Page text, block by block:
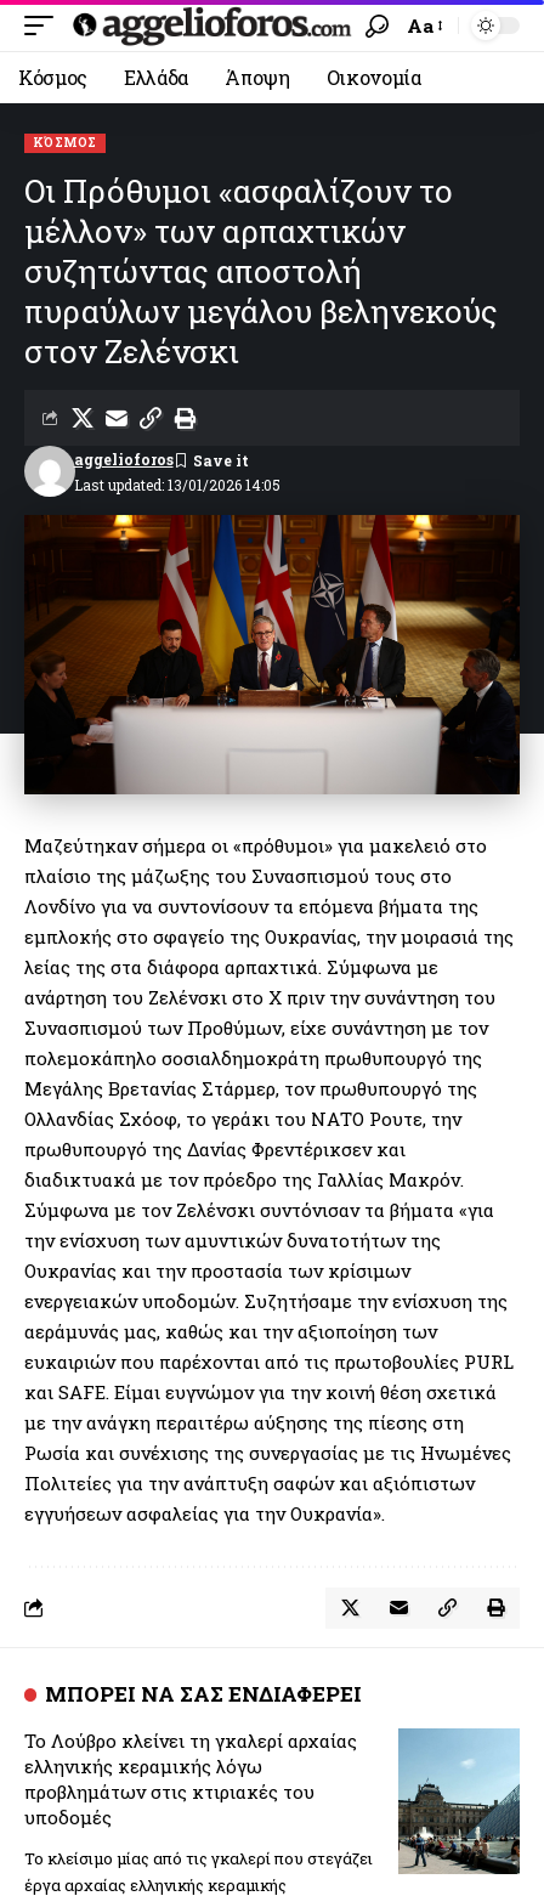
Aa
Κόσμος Ελλάδα Άποψη Οικονομία
ΚΌΣΜΟΣ
Οι Πρόθυμοι «ασφαλίζουν το
μέλλον» των αρπαχτικών
συζητώντας αποστολή
πυραύλων μεγάλου βεληνεκούς
στον Ζελένσκι
Last updated: 13/01/2026 14:05
aggelioforos
Μαζεύτηκαν σήμερα οι «πρόθυμοι» για μακελειό στο
πλαίσιο της μάζωξης του Συνασπισμού τους στο
Λονδίνο για να συντονίσουν τα επόμενα βήματα της
εμπλοκής στο σφαγείο της Ουκρανίας, την μοιρασιά της
λείας της στα διάφορα αρπαχτικά. Σύμφωνα με
ανάρτηση του Ζελένσκι στο Χ πριν την συνάντηση του
Συνασπισμού των Προθύμων, είχε συνάντηση με τον
πολεμοκάπηλο σοσιαλδημοκράτη πρωθυπουργό της
Μεγάλης Βρετανίας Στάρμερ, τον πρωθυπουργό της
Ολλανδίας Σχόοφ, το γεράκι του ΝΑΤΟ Ρουτε, την
πρωθυπουργό της Δανίας Φρεντέρικσεν και
διαδικτυακά με τον πρόεδρο της Γαλλίας Μακρόν.
Σύμφωνα με τον Ζελένσκι συντόνισαν τα βήματα «για
την ενίσχυση των αμυντικών δυνατοτήτων της
Ουκρανίας και την προστασία των κρίσιμων
ενεργειακών υποδομών. Συζητήσαμε την ενίσχυση της
αεράμυνάς μας, καθώς και την αξιοποίηση των
ευκαιριών που παρέχονται από τις πρωτοβουλίες PURL
και SAFE. Είμαι ευγνώμον για την κοινή θέση σχετικά
με την ανάγκη περαιτέρω αύξησης της πίεσης στη
Ρωσία και συνέχισης της συνεργασίας με τις Ηνωμένες
Πολιτείες για την ανάπτυξη σαφών και αξιόπιστων
εγγυήσεων ασφαλείας για την Ουκρανία».
ΜΠΟΡΕΙ ΝΑ ΣΑΣ ΕΝΔΙΑΦΕΡΕΙ
Το Λούβρο κλείνει τη γκαλερί αρχαίας
ελληνικής κεραμικής λόγω
προβλημάτων στις κτιριακές του
υποδομές
Το κλείσιμο μίας από τις γκαλερί που στεγάζει
έργα αρχαίας ελληνικής κεραμικής